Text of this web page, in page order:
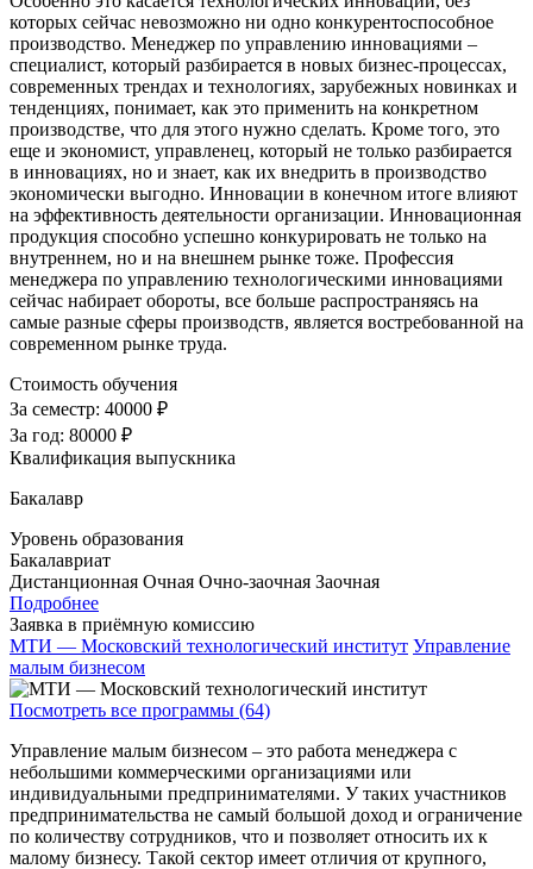
которых сейчас невозможно ни одно конкурентоспособное
производство. Менеджер по управлению инновациями –
специалист, который разбирается в новых бизнес-процессах,
современных трендах и технологиях, зарубежных новинках и
тенденциях, понимает, как это применить на конкретном
производстве, что для этого нужно сделать. Кроме того, это
еще и экономист, управленец, который не только разбирается
в инновациях, но и знает, как их внедрить в производство
экономически выгодно. Инновации в конечном итоге влияют
на эффективность деятельности организации. Инновационная
продукция способно успешно конкурировать не только на
внутреннем, но и на внешнем рынке тоже. Профессия
менеджера по управлению технологическими инновациями
сейчас набирает обороты, все больше распространяясь на
самые разные сферы производств, является востребованной на
современном рынке труда.
Стоимость обучения
За семестр: 40000 ₽
За год: 80000 ₽
Квалификация выпускника
Бакалавр
Уровень образования
Бакалавриат
Дистанционная Очная Очно-заочная Заочная
Подробнее
Заявка в приёмную комиссию
МТИ — Московский технологический институт Управление
малым бизнесом
Посмотреть все программы (64)
Управление малым бизнесом – это работа менеджера с
небольшими коммерческими организациями или
индивидуальными предпринимателями. У таких участников
предпринимательства не самый большой доход и ограничение
по количеству сотрудников, что и позволяет относить их к
малому бизнесу. Такой сектор имеет отличия от крупного,